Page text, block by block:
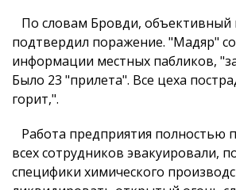
По словам Бровди, объективный
подтвердил поражение. "Мадяр"
информации местных пабликов,
Было 23 "прилета". Все цеха
горит,".
Работа предприятия полностью
всех сотрудников эвакуировали,
специфики химического